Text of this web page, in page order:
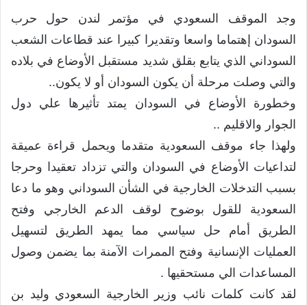
وجد الموقف السعودي في مؤتمر لندن حول حرب
السودان إهتماما واسعا وتقديرا كبيرا عند قطاعات الشعب
السوداني الذي يتابع بقلق شديد مستقبل الأوضاع في بلاده
والتي وصلت مرحلة أن يكون السودان أو لا يكون..
وخطورة الأوضاع في السودان يمتد تأثيرها علي دول
الجوار والاقليم ..
ولهذا جاء موقف السعودية متقدما ويحمل قراءة عميقة
لتداعيات الأوضاع في السودان والتي تزداد تعقيدا وحرجا
بسبب التدخلات الخارجية في الشأن السوداني وهو ما دعا
السعودية للقول بوضوح لوقف الدعم الخارجي وفتح
الطريق أمام حل سياسي مما يمهد الطريق لتسهيل
العمليات الإنسانية وفتح الممرات الآمنة بما يضمن وصول
المساعدات الي مستحقيها .
لقد كانت كلمات نائب وزير الخارجية السعودي وليد بن